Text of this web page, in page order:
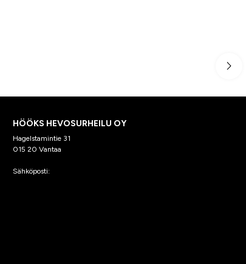
HÖÖKS HEVOSURHEILU OY
Hagelstamintie 31
015 20 Vantaa
Sähköposti: